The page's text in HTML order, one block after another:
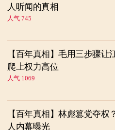
人听闻的真相
人气 745
【百年真相】毛用三步骤让
爬上权力高位
人气 1069
【百年真相】林彪篡党夺权
人内幕曝光